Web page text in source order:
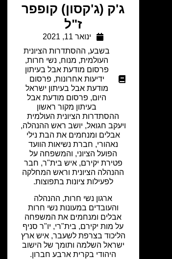
ג'ק (ג'קסון) קופפר
ז"ל
ינואר 11, 2021
בשבע, ההסתדרות הציונית
העולמית, מנוח, נשי חרות,
פרסום מודעת אבל בעיתון
ידיעות אחרונות, פרסום
מודעת אבל בעיתון ישראל
היום, פרסום מודעת אבל
בעיתון מקור ראשון
ההסתדרות הציונית העולמית
ויעקב חגואל, יושב ראש ההנהלה,
אבלים ומנחמים את הבת נילי
נאהורי, חברת נשיאות הוועד
הפועל הציוני, והמשפחה על
פטירת יקירם, איש בית"ר, חבר
ההנהלה הציונית וראש המחלקה
לפעילות ציונות בתפוצות.
ארגון נשי חרות, ההנהלה
והעובדים במעונות נשי חרות
אבלים ומנחמים את המשפחה
על מות יקירם, בית"רי, יו"ר סניף
הליכוד בצרפת לשעבר, איש ארץ
ישראל השלמה ותומך של הישוב
היהודי בקרית ארבע חברון.